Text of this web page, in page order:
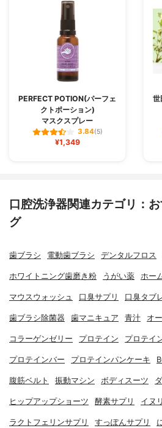
PERFECT POTION(パーフェ
クトポーション)
マスクスプレー
3.84(5)
¥1,349
世
口腔洗浄器関連カテゴリ：
グ
歯ブラシ 電動歯ブラシ デンタルフロス
ホワイトニング歯磨き粉 うがい薬 ホー
マウスウォッシュ 口臭サプリ 口臭タブ
歯ブラシ除菌器 歯マニキュア 青汁 オ
コラーゲンゼリー プロテイン プロテイ
プロテインバー プロテインパンケーキ
腹筋ベルト 振動マシン ボディスーツ
ヒップアップショーツ 酵素サプリ イヌ
ラクトフェリンサプリ すっぽんサプリ